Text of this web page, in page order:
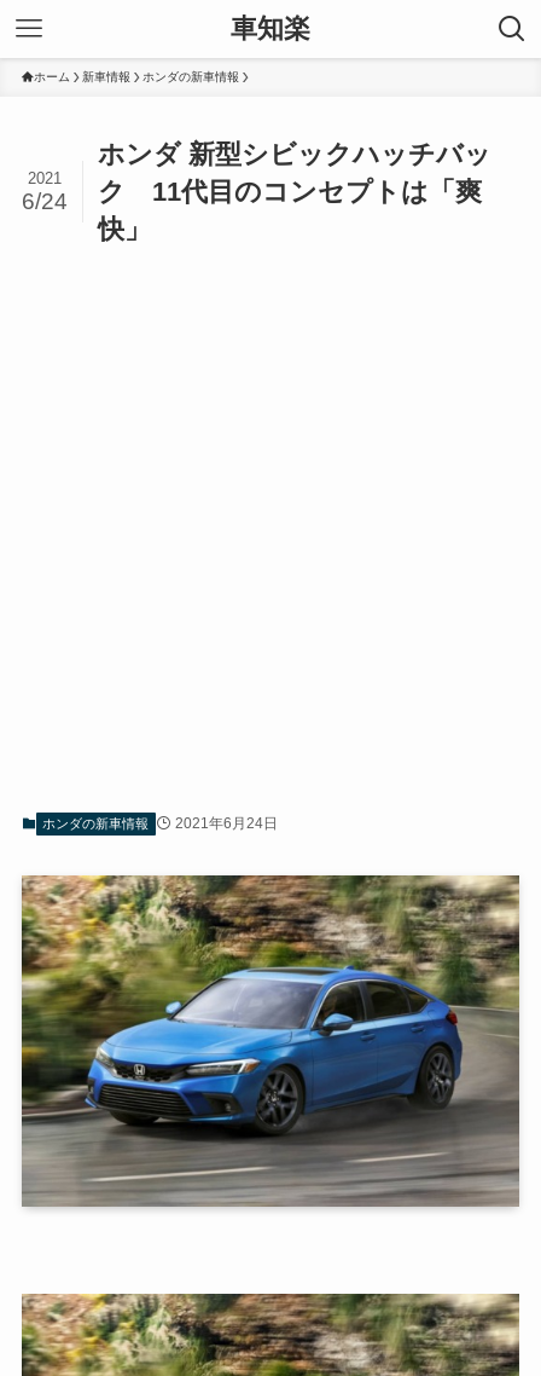
車知楽
ホーム 新車情報 ホンダの新車情報
ホンダ 新型シビックハッチバッ
ク 11代目のコンセプトは「爽
快」
2021
6/24
ホンダの新車情報 2021年6月24日